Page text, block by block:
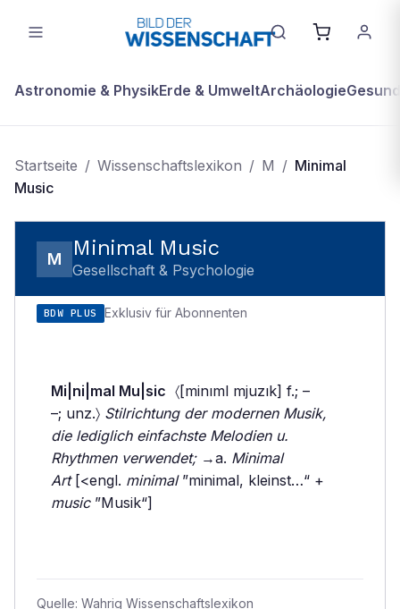
Astronomie & PhysikErde & UmweltArchäologie
Startseite / Wissenschaftslexikon / M / Minimal
Music
M Minimal Music
Gesellschaft & Psychologie
BDW PLUS Exklusiv für Abonnenten
Mi|ni|mal Mu|sic 〈[minıml mjuzık] f.; –
–; unz.〉 Stilrichtung der modernen Musik,
die lediglich einfachste Melodien u.
Rhythmen verwendet;→a. Minimal
Art[<engl. minimal”minimal, kleinst…“ +
music”Musik“]
Quelle: Wahrig Wissenschaftslexikon